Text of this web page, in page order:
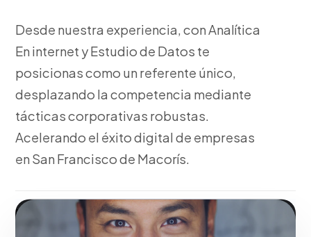
Desde nuestra experiencia, con Analítica
En internet y Estudio de Datos te
posicionas como un referente único,
desplazando la competencia mediante
tácticas corporativas robustas.
Acelerando el éxito digital de empresas
en San Francisco de Macorís.
Fase 1:
Con nuestra metodología, investigación de
mercado y levantamiento de requerimientos.